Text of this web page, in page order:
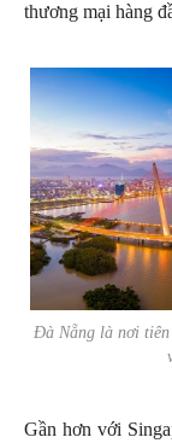
thương mại hàng
Đà Nẵng là nơi
Gần hơn với